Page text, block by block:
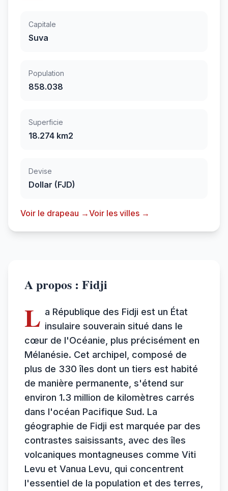
Capitale
Suva
Population
858.038
Superficie
18.274 km2
Devise
Dollar (FJD)
Voir le drapeau →Voir les villes →
A propos : Fidji
L a République des Fidji est un État
insulaire souverain situé dans le
cœur de l'Océanie, plus précisément en
Mélanésie. Cet archipel, composé de
plus de 330 îles dont un tiers est habité
de manière permanente, s'étend sur
environ 1.3 million de kilomètres carrés
dans l'océan Pacifique Sud. La
géographie de Fidji est marquée par des
contrastes saisissants, avec des îles
volcaniques montagneuses comme Viti
Levu et Vanua Levu, qui concentrent
l'essentiel de la population et des terres,